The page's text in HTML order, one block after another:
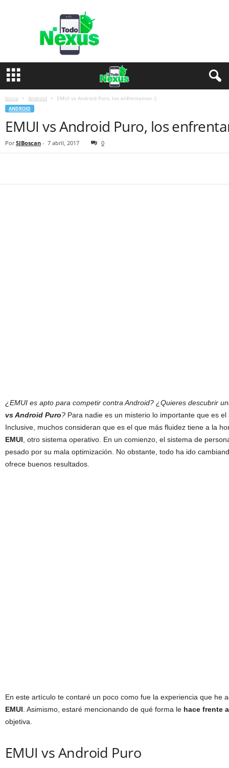
e
Inicio Android EMUI vs Android Puro, los enfrentamos :)
ANDROID
EMUI vs Android Puro, los
Por SJBoscan - 7 abril, 2017 0
¿EMUI es apto para competir contra Android? ¿Quieres descubrir
vs Android Puro? Para nadie es un misterio lo importante que es
Inclusive, muchos consideran que es el que más fluidez tiene a la
EMUI , otro sistema operativo. En un comienzo, el sistema de
pesado por su mala optimización. No obstante, todo ha ido
ofrece buenos resultados.
En este artículo te contaré un poco como fue la experiencia que he
EMUI. Asimismo, estaré mencionando de qué forma le hace frente
objetiva.
EMUI vs Android Puro